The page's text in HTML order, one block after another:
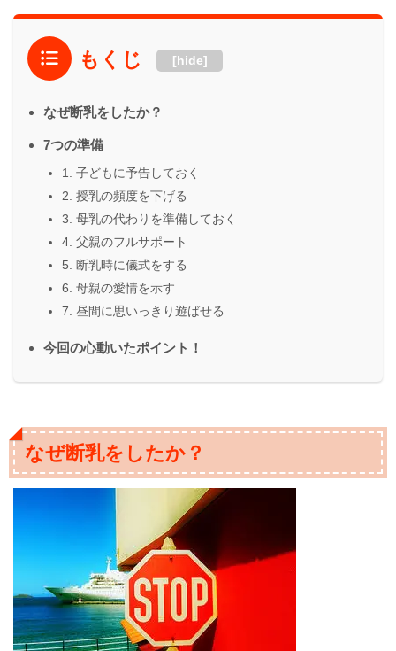
もくじ [hide]
なぜ断乳をしたか？
7つの準備
1. 子どもに予告しておく
2. 授乳の頻度を下げる
3. 母乳の代わりを準備しておく
4. 父親のフルサポート
5. 断乳時に儀式をする
6. 母親の愛情を示す
7. 昼間に思いっきり遊ばせる
今回の心動いたポイント！
なぜ断乳をしたか？